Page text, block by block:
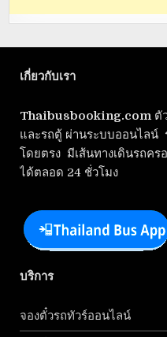
เกี่ยวกับเรา
Thaibusbooking.com ตั
และรถตู้ ผ่านระบบออนไลน์
โดยตรง มีเส้นทางเดินรถค
ได้ตลอด 24 ชั่วโมง
บริการ
จองตั๋วรถทัวร์ออนไลน์